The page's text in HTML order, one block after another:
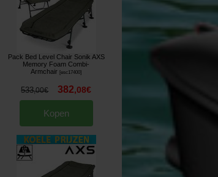
Pack Bed Level Chair Sonik AXS
Memory Foam Combi-
Armchair [esc17400]
533,00€ 382,08€
Kopen